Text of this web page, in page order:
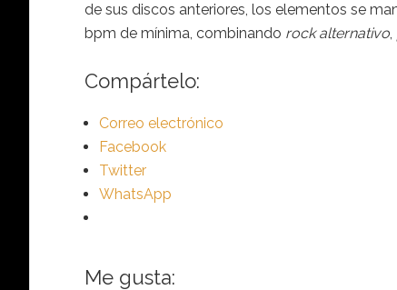
de sus discos anteriores, los elementos se
bpm de mínima, combinando rock alternativo,
Compártelo:
Correo electrónico
Facebook
Twitter
WhatsApp
Me gusta: